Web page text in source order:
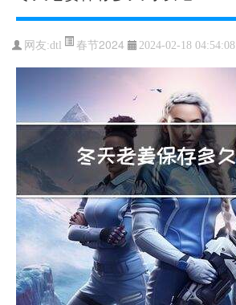
网友:dtl 春节2024 2024-02-18 04:54:08